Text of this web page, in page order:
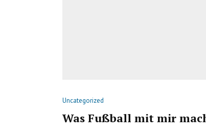
Uncategorized
Was Fußball mit mir